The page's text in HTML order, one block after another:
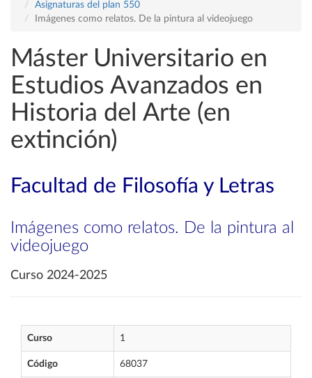
Asignaturas del plan 550
Imágenes como relatos. De la pintura al videojuego
Máster Universitario en
Estudios Avanzados en
Historia del Arte (en
extinción)
Facultad de Filosofía y Letras
Imágenes como relatos. De la pintura al
videojuego
Curso 2024-2025
Curso 1
Código 68037